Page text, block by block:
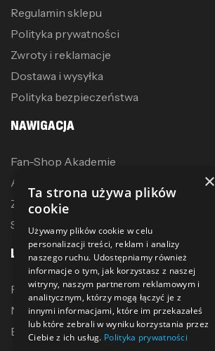
Regulamin sklepu
Polityka prywatności
Zwroty i reklamacje
Dostawa i wysyłka
Polityka bezpieczeństwa
NAWIGACJA
Fan-Shop Akademie
Akcesoria treningowe
Zostań dystrybutorem
Sublimacja
LINKI
Promocje
Nowe produkty
Bestsellery
×
Ta strona używa plików
cookie
Używamy plików cookie w celu
personalizacji treści, reklam i analizy
naszego ruchu. Udostępniamy również
informacje o tym, jak korzystasz z naszej
witryny, naszym partnerom reklamowym i
analitycznym, którzy mogą łączyć je z
innymi informacjami, które im przekazałeś
lub które zebrali w wyniku korzystania przez
Ciebie z ich usług. Polityka prywatności